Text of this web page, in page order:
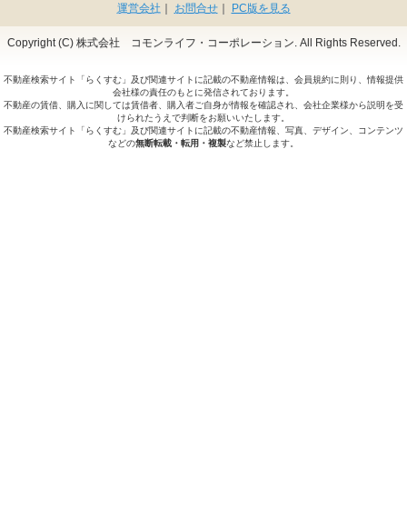
運営会社 ｜ お問合せ｜ PC版を見る
Copyright (C) 株式会社 コモンライフ・コーポレーション. All Rights Reserved.
不動産検索サイト「らくすむ」及び関連サイトに記載の不動産情報は、会員規約に則り、情報提供
会社様の責任のもとに発信されております。
不動産の賃借、購入に関しては賃借者、購入者ご自身が情報を確認され、会社企業様から説明を受
けられたうえで判断をお願いいたします。
不動産検索サイト「らくすむ」及び関連サイトに記載の不動産情報、写真、デザイン、コンテンツ
などの無断転載・転用・複製など禁止します。